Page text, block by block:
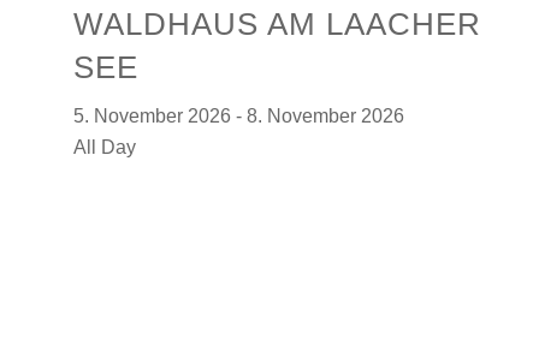
WALDHAUS AM LAACHER
SEE
5. November 2026 - 8. November 2026
All Day